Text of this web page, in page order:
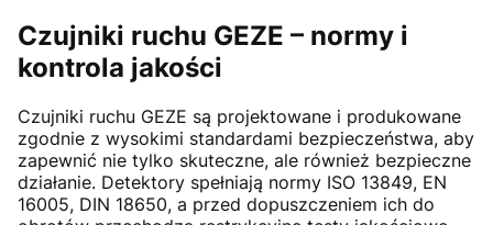
Czujniki ruchu GEZE – normy i
kontrola jakości
Czujniki ruchu GEZE są projektowane i produkowane
zgodnie z wysokimi standardami bezpieczeństwa, aby
zapewnić nie tylko skuteczne, ale również bezpieczne
działanie. Detektory spełniają normy ISO 13849, EN
16005, DIN 18650, a przed dopuszczeniem ich do